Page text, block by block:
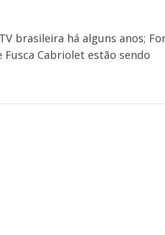
brasileira há alguns anos;
Fusca Cabriolet estão sendo